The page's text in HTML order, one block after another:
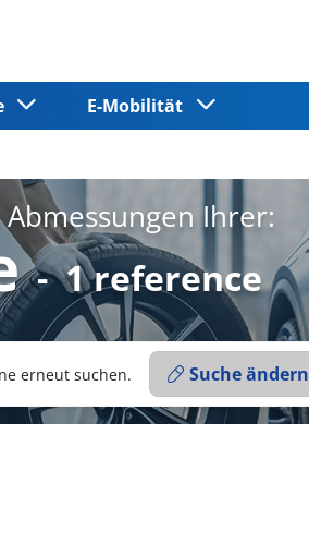
E-Mobilität
Ihrer:
- 1 reference
erneut suchen. Suche ändern